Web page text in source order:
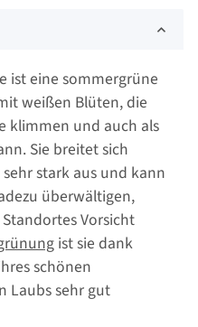
ist eine sommergrüne
weißen Blüten, die
klimmen und auch als
Sie breitet sich
stark aus und kann
überwältigen,
Vorsicht
ist sie dank
schönen
Laubs sehr gut